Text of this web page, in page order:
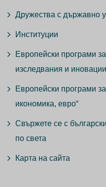
Дружества с държавно
Институции
Европейски програми
изследвания и
Европейски програми
икономика, евро“
Свържете се с
по света
Карта на сайта